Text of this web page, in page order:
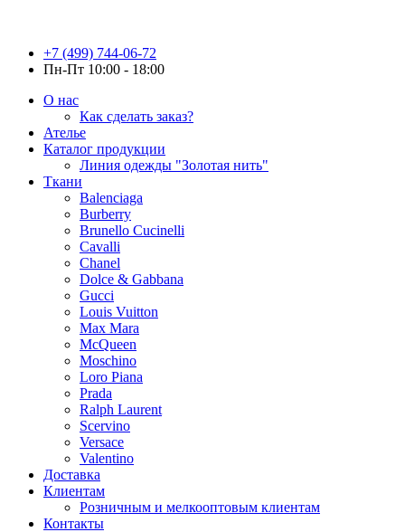
+7 (499) 744-06-72
Пн-Пт 10:00 - 18:00
О нас
Как сделать заказ?
Ателье
Каталог продукции
Линия одежды "Золотая нить"
Ткани
Balenciaga
Burberry
Brunello Cucinelli
Cavalli
Chanel
Dolce & Gabbana
Gucci
Louis Vuitton
Max Mara
McQueen
Moschino
Loro Piana
Prada
Ralph Laurent
Scervino
Versace
Valentino
Доставка
Клиентам
Розничным и мелкооптовым клиентам
Контакты